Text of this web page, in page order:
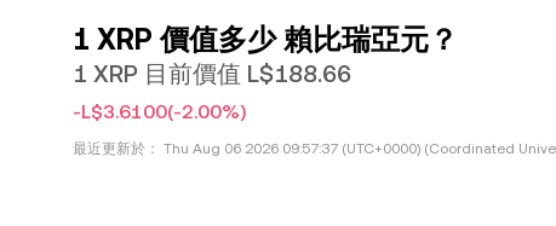
1 XRP 價值多少 賴比瑞亞元？
1 XRP 目前價值 L$188.66
-L$3.6100(-2.00%)
最近更新於： Thu Aug 06 2026 09:57:37 (UTC+0000) (Coordinated